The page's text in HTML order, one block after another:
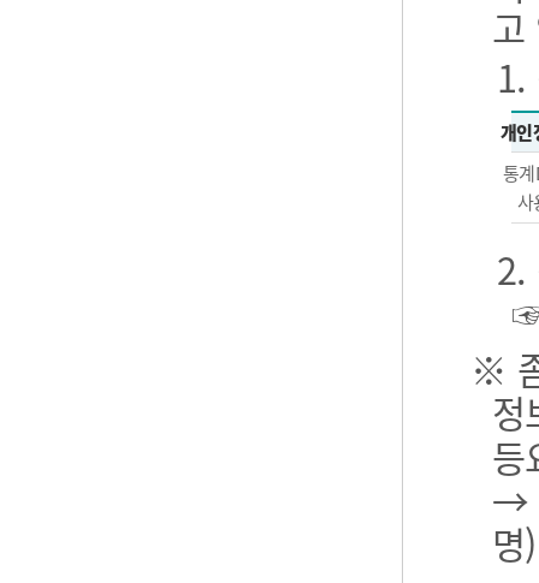
고
1.
개인
통
사
2.
※
정
등
→